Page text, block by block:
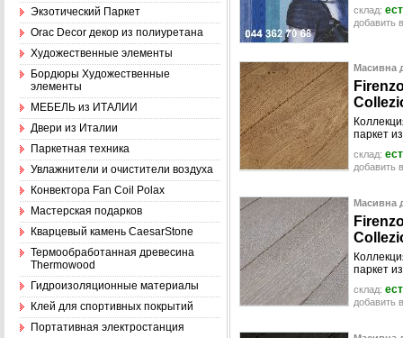
Экзотический Паркет
Оrac Decor декор из полиуретана
Художественные элементы
Бордюры Художественные
элементы
МЕБЕЛЬ из ИТАЛИИ
Двери из Италии
Паркетная техника
Увлажнители и очистители воздуха
Конвектора Fan Coil Polax
Мастерская подарков
Кварцевый камень CaesarStone
Термообработанная древесина
Thermowood
Гидроизоляционные материалы
Клей для спортивных покрытий
Портативная электростанция
склад:
добавить
Масивна
Firenz
Col ezi
паркет
склад:
добавить
Масивна
Firenz
Col ezi
паркет
склад:
добавить